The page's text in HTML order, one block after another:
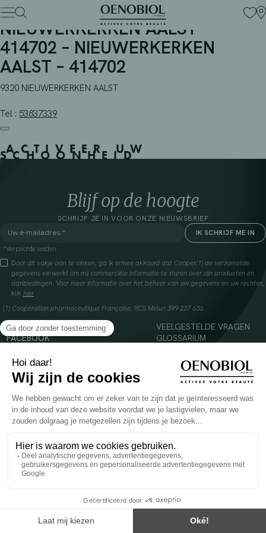
Skip
to
content
APOTHEEK VANTIEGHEM –
NIEUWERKERKEN AALST –
414702 – NIEUWERKERKEN
AALST – 414702
9320 NIEUWERKERKEN AALST
Tel : 53837339
ACTIVEER UW
SCHOONHEID
Blijf op de hoogte
SCHRIJF JE IN VOOR ONZE NIEUWSBRIEF
*Verplichte velden
Door dit vakje aan te vinken, ga ik ermee akkoord dat Cooper(1) de verzamelde
gegevens verwerkt om mij commerciële informatie te sturen over zijn producten en
aanbiedingen. Voor meer informatie over het beheer van uw gegevens en uw rechten,
klik hier
(1) Coopération pharmaceutique Française, RCS Melun 399 227 636
INSTAGRAM
FACEBOOK
YOUTUBE
VEELGESTELDE VRAGEN
GLOSSARIUM
© 2024 Oenobiol Paris
Voedingssupplement dat moet worden geconsumeerd als onderdeel van een gevarieerde,
overschrijden. Enkel voor volwassenen, buiten het bereik van kinderen houden.